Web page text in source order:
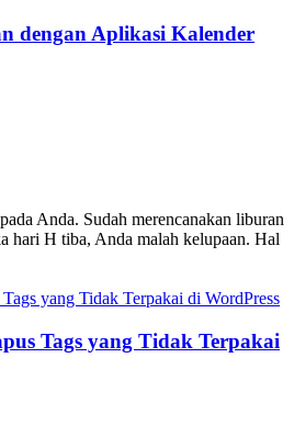
dengan Aplikasi Kalender
Anda. Sudah merencanakan liburan
hari H tiba, Anda malah kelupaan. Hal
Tags yang Tidak Terpakai